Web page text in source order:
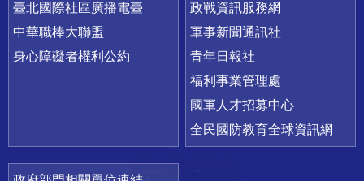
臺北國際社區廣播電臺
中華職棒大聯盟
身心障礙者權利公約
政戰資訊服務網
軍事新聞通訊社
青年日報社
福利事業管理處
國軍人才招募中心
全民國防教育全球資訊網